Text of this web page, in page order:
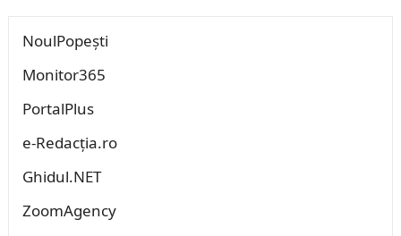
NoulPopești
Monitor365
PortalPlus
e-Redacția.ro
Ghidul.NET
ZoomAgency